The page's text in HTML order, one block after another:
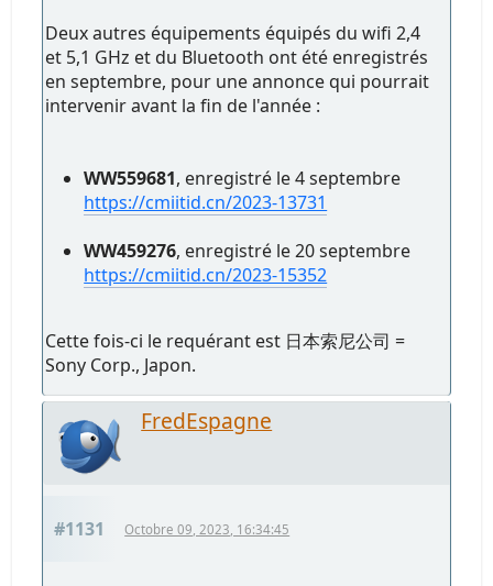
Deux autres équipements équipés du wifi 2,4
et 5,1 GHz et du Bluetooth ont été enregistrés
en septembre, pour une annonce qui pourrait
intervenir avant la fin de l'année :
WW559681, enregistré le 4 septembre
https://cmiitid.cn/2023-13731
WW459276, enregistré le 20 septembre
https://cmiitid.cn/2023-15352
Cette fois-ci le requérant est 日本索尼公司 =
Sony Corp., Japon.
FredEspagne
#1131 Octobre 09, 2023, 16:34:45